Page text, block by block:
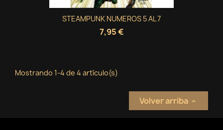
STEAMPUNK NUMEROS 5 AL 7
7,95 €
Mostrando 1-4 de 4 artículo(s)
Volver arriba 